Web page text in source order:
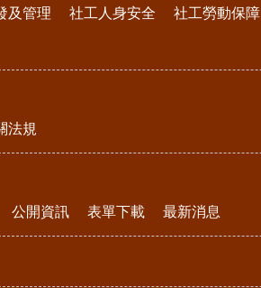
及管理 社工人身安全 社工勞動保障
法規
公開資訊 表單下載 最新消息